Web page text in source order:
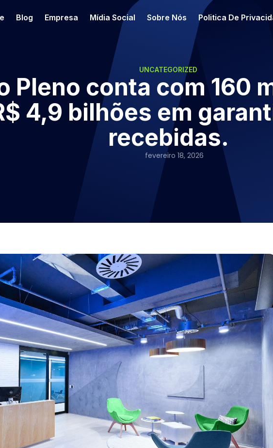
Blog Empresa Mídia Social Sobre Nós Politica De
UNCATEGORIZED
Pleno conta com 160
4,9 bilhões em
recebidas.
fevereiro 18, 2026